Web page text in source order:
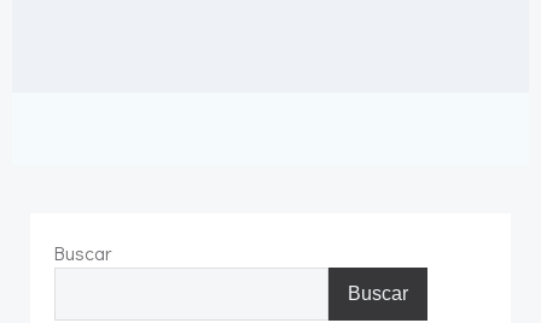
Buscar
Buscar